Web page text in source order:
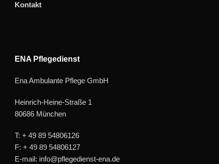
Kontakt
ENA Pflegedienst
Ena Ambulante Pflege GmbH
Heinrich-Heine-Straße 1
80686 München
T: + 49 89 54806126
F: + 49 89 54806127
E-mail: info@pflegedienst-ena.de